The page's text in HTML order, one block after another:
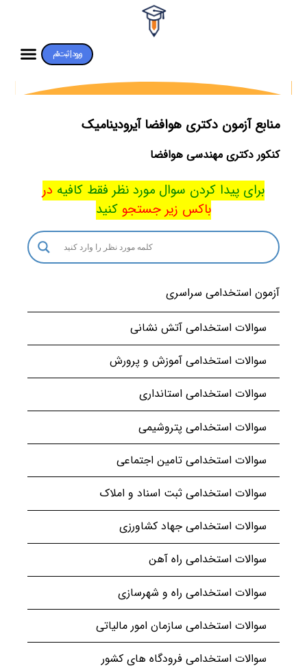
ورود | ثبت‌نام
منابع آزمون دکتری هوافضا آیرودینامیک
کنکور دکتری مهندسی هوافضا
برای پیدا کردن سوال مورد نظر فقط کافیه در
باکس زیر جستجو کنید
آزمون استخدامی سراسری
سوالات استخدامی آتش نشانی
سوالات استخدامی آموزش و پرورش
سوالات استخدامی استانداری
سوالات استخدامی پتروشیمی
سوالات استخدامی تامین اجتماعی
سوالات استخدامی ثبت اسناد و املاک
سوالات استخدامی جهاد کشاورزی
سوالات استخدامی راه آهن
سوالات استخدامی راه و شهرسازی
سوالات استخدامی سازمان امور مالیاتی
سوالات استخدامی فرودگاه های کشور